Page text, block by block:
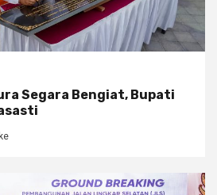
Segara Bengiat, Bupati